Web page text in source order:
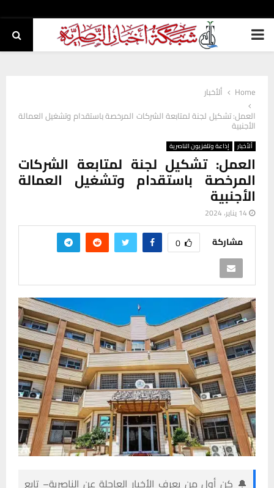
PRIMARY
Home
ألأخبار
العمل: تشكيل لجنة لمتابعة الشركات المرخصة باستقدام وتشغيل العمالة
الأجنبية
ألأخبار إذاعة وتلفزيون الناصرية
العمل: تشكيل لجنة لمتابعة الشركات
المرخصة باستقدام وتشغيل العمالة
الأجنبية
14 يناير، 2024
مشاركة 0
🔔 كن أول من يعرف الأخبار العاجلة عن الناصرية– تابع